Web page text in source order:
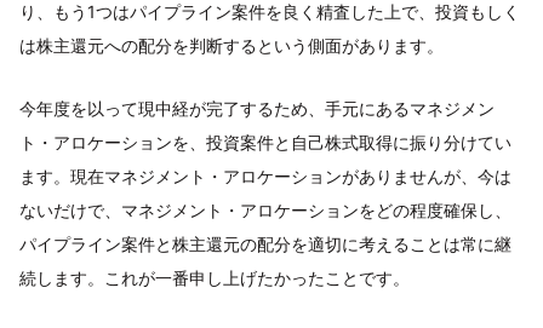
り、もう1つはパイプライン案件を良く精査した上で、投資もしく
は株主還元への配分を判断するという側面があります。
今年度を以って現中経が完了するため、手元にあるマネジメン
ト・アロケーションを、投資案件と自己株式取得に振り分けてい
ます。現在マネジメント・アロケーションがありませんが、今は
ないだけで、マネジメント・アロケーションをどの程度確保し、
パイプライン案件と株主還元の配分を適切に考えることは常に継
続します。これが一番申し上げたかったことです。